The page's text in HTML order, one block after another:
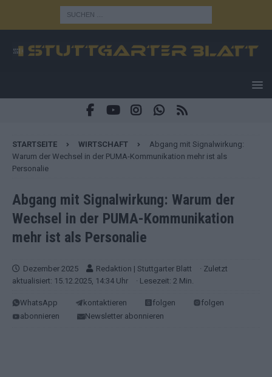
STARTSEITE WIRTSCHAFT
Abgang mit Signalwirkung:
Warum der Wechsel in der PUMA-Kommunikation mehr ist als
Personalie
Abgang mit Signalwirkung: Warum der
Wechsel in der PUMA-Kommunikation
mehr ist als Personalie
Dezember 2025 Redaktion | Stuttgarter Blatt
· Zuletzt
aktualisiert: 15.12.2025, 14:34 Uhr
· Lesezeit: 2 Min.
WhatsApp kontaktieren folgen
folgen
abonnieren
Newsletter abonnieren